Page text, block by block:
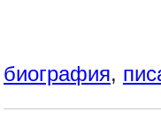
биография,